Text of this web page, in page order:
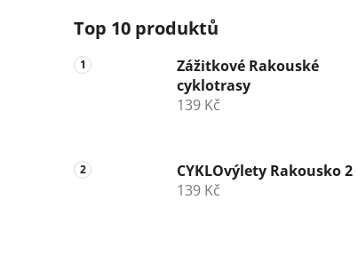
n
e
l
Top 10 produktů
Zážitkové Rakouské
cyklotrasy
139 Kč
CYKLOvýlety Rakousko 2
139 Kč